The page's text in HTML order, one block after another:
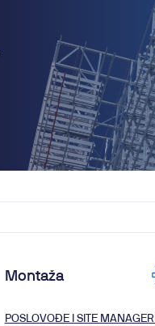
Montaža
POSLOVOĐE I SITE